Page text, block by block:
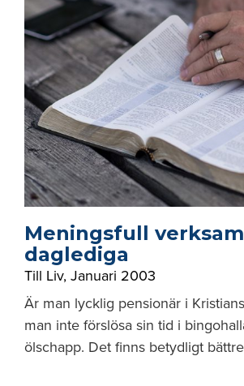
Meningsfull
daglediga
Till Liv, Januari 2003
Är man lycklig pensionär i
man inte förslösa sin tid i
ölschapp. Det finns betydligt